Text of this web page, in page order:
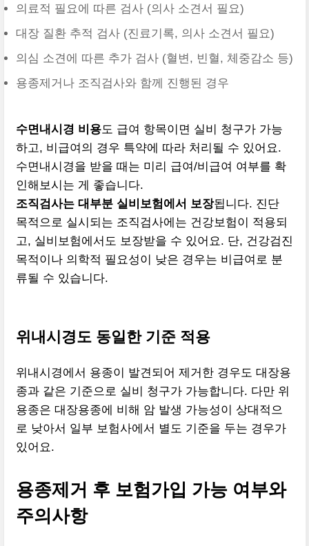
의료적 필요에 따른 검사 (의사 소견서 필요)
대장 질환 추적 검사 (진료기록, 의사 소견서 필요)
의심 소견에 따른 추가 검사 (혈변, 빈혈, 체중감소 등)
용종제거나 조직검사와 함께 진행된 경우
수면내시경 비용도 급여 항목이면 실비 청구가 가능
하고, 비급여의 경우 특약에 따라 처리될 수 있어요.
수면내시경을 받을 때는 미리 급여/비급여 여부를 확
인해보시는 게 좋습니다.
조직검사는 대부분 실비보험에서 보장됩니다. 진단
목적으로 실시되는 조직검사에는 건강보험이 적용되
고, 실비보험에서도 보장받을 수 있어요. 단, 건강검진
목적이나 의학적 필요성이 낮은 경우는 비급여로 분
류될 수 있습니다.
위내시경도 동일한 기준 적용
위내시경에서 용종이 발견되어 제거한 경우도 대장용
종과 같은 기준으로 실비 청구가 가능합니다. 다만 위
용종은 대장용종에 비해 암 발생 가능성이 상대적으
로 낮아서 일부 보험사에서 별도 기준을 두는 경우가
있어요.
용종제거 후 보험가입 가능 여부와
주의사항